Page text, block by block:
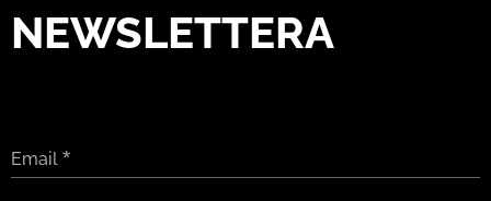
NEWSLETTERA
Email